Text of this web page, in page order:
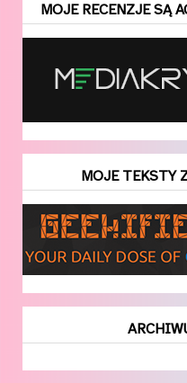
MOJE RECENZJE SĄ
MOJE TEKSTY